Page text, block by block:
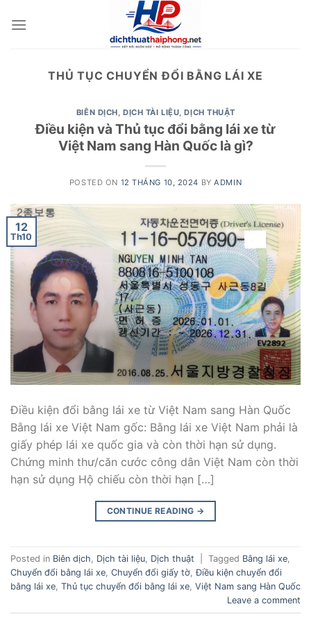
THỦ TỤC CHUYỂN ĐỔI BẰNG LÁI XE
BIÊN DỊCH,DỊCH TÀI LIỆU,DỊCH THUẬT
Điều kiện và Thủ tục đổi bằng lái xe từ
Việt Nam sang Hàn Quốc là gì?
POSTED ON 12 THÁNG 10, 2024 BYADMIN
12
Th10
Điều kiện đổi bằng lái xe từ Việt Nam sang Hàn Quốc
Bằng lái xe Việt Nam gốc: Bằng lái xe Việt Nam phải là
giấy phép lái xe quốc gia và còn thời hạn sử dụng.
Chứng minh thư/căn cước công dân Việt Nam còn thời
hạn sử dụng Hộ chiếu còn thời hạn […]
CONTINUE READING →
Posted in Biên dịch Dịch tài liệu Dịch thuật Tagged Bằng lái xe
Chuyển đổi bằng lái xe Chuyển đổi giấy tờ ,Điều kiện chuyển đổi
bằng lái xe Thủ tục chuyển đổi bằng lái xe Việt Nam sang Hàn Quốc
Leave a comment